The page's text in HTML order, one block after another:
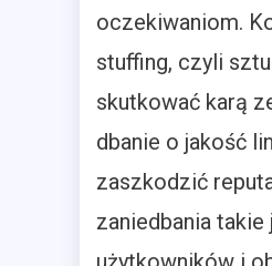
oczekiwaniom.
stuffing, czyli
skutkować karą
dbanie o jakość
zaszkodzić
zaniedbania